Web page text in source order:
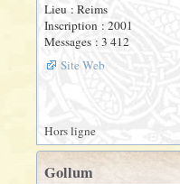
Lieu : Reims
Inscription : 2001
Messages : 3 412
Site Web
Hors ligne
Gollum